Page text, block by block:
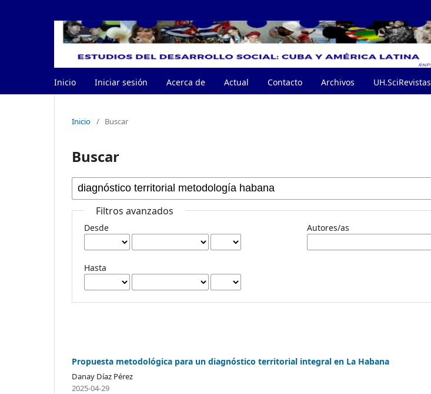
Inicio Iniciar sesión Acerca de Actual Contacto Archivos UH.SciRevistas
Inicio / Buscar
Buscar
Filtros avanzados
Desde
Hasta
Autores/as
Propuesta metodológica para un diagnóstico territorial integral en La Habana
Danay Díaz Pérez
2025-04-29